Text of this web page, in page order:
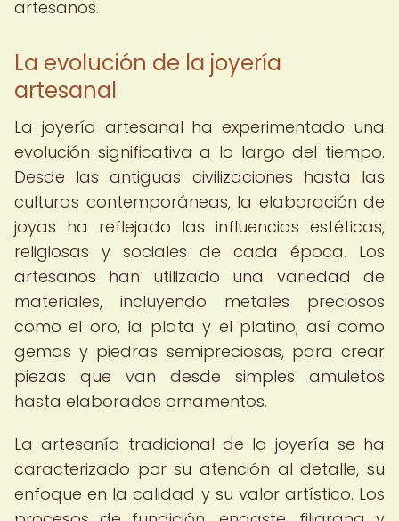
artesanos.
La evolución de la joyería
artesanal
La joyería artesanal ha experimentado una
evolución significativa a lo largo del tiempo.
Desde las antiguas civilizaciones hasta las
culturas contemporáneas, la elaboración de
joyas ha reflejado las influencias estéticas,
religiosas y sociales de cada época. Los
artesanos han utilizado una variedad de
materiales, incluyendo metales preciosos
como el oro, la plata y el platino, así como
gemas y piedras semipreciosas, para crear
piezas que van desde simples amuletos
hasta elaborados ornamentos.
La artesanía tradicional de la joyería se ha
caracterizado por su atención al detalle, su
enfoque en la calidad y su valor artístico. Los